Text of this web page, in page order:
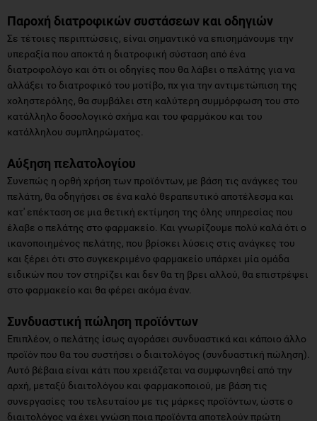
Παροχή διατροφικών συστάσεων και οδηγιών
Σε τέτοιες περιπτώσεις, είναι σημαντικό να επισημάνουμε την
υπεραξία που αποκτά η διατροφική σύσταση από ένα
διατροφολόγο και ότι οι οδηγίες που θα λάβει ο πελάτης για να
αλλάξει το διατροφικό του μοτίβο, πχ για την αντιμετώπιση της
χοληστερόλης, θα συμβάλει στη καλύτερη συμμόρφωση του στο
κατάλληλο δοσολογικό σχήμα και του φαρμάκου και του
κατάλληλου συμπληρώματος.
Αύξηση πελατολογίου
Συνεπώς η ορθή χρήση των προϊόντων, με βάση τις ανάγκες του
πελάτη, θα οδηγήσει σε ένα καλό θεραπευτικό αποτέλεσμα και
κατ' επέκταση σε μια θετική εκτίμηση της όλης υπηρεσίας που
έλαβε ο πελάτης στο φαρμακείο. Και γνωρίζουμε πολύ καλά ότι ο
ικανοποιημένος πελάτης, που βρίσκει λύσεις στις ανάγκες του
και ξέρει ότι στο συγκεκριμένο φαρμακείο υπάρχει μία ομάδα
ειδικών που τον στηρίζει και δεν θα τη βρει αλλού, θα επιστρέψει
στο φαρμακείο και θα φέρει ακόμα έναν.
Συνδυαστική πώληση προϊόντων
Επιπλέον, ο πελάτης ίσως αγοράσει συνδυαστικά και κάποιο άλλο
προϊόν που θα του συστήσει ο διαιτολόγος (συνδυαστική πώληση).
Αυτό βέβαια είναι κάτι που χρειάζεται να συμφωνηθεί από την
αρχή, μεταξύ διαιτολόγου και φαρμακοποιού, με βάση τις
συνεργασίες του τελευταίου με τις μάρκες προϊόντων, ώστε ο
διαιτολόγος να έχει γνώση ποια προϊόντα αποτελούν πρώτη